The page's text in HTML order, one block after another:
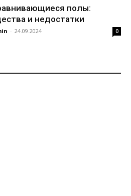
полы:
и недостатки
- 24.09.2024 0